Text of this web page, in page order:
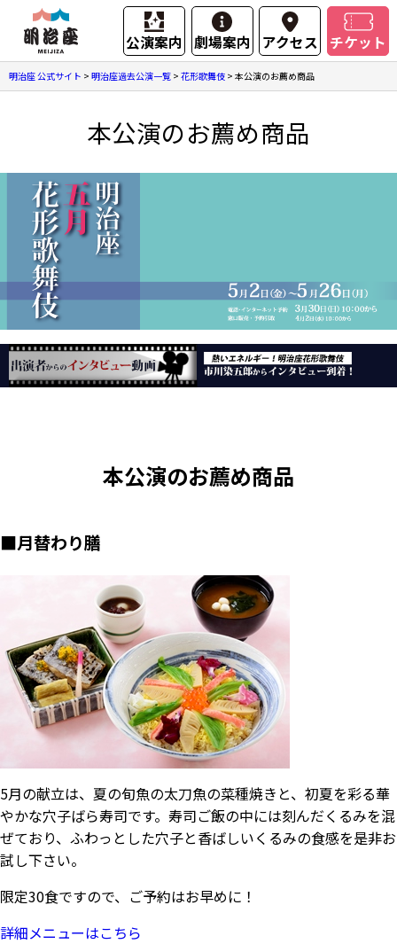
公演案内 劇場案内 アクセス チケット
明治座 公式サイト > 明治座過去公演一覧 > 花形歌舞伎 > 本公演のお薦め商品
本公演のお薦め商品
本公演のお薦め商品
■月替わり膳
5月の献立は、夏の旬魚の太刀魚の菜種焼きと、初夏を彩る華
やかな穴子ばら寿司です。寿司ご飯の中には刻んだくるみを混
ぜており、ふわっとした穴子と香ばしいくるみの食感を是非お
試し下さい。
限定30食ですので、ご予約はお早めに！
詳細メニューはこちら